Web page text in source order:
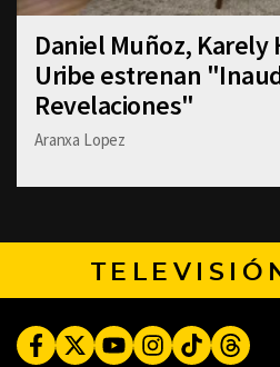
Daniel Muñoz, Karely
Uribe estrenan
Revelaciones"
Aranxa Lopez
FacebookTwitterYoutubeInstagram
TikTok